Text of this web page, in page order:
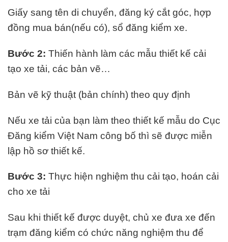
Giấy sang tên di chuyển, đăng ký cắt góc, hợp
đồng mua bán(nếu có), sổ đăng kiểm xe.
Bước 2: Thiến hành làm các mẫu thiết kế cải
tạo xe tải, các bản vẽ…
Bản vẽ kỹ thuật (bản chính) theo quy định
Nếu xe tải của bạn làm theo thiết kế mẫu do Cục
Đăng kiểm Việt Nam công bố thì sẽ được miễn
lập hồ sơ thiết kế.
Bước 3: Thực hiện nghiệm thu cải tạo, hoán cải
cho xe tải
Sau khi thiết kế được duyệt, chủ xe đưa xe đến
trạm đăng kiểm có chức năng nghiệm thu để